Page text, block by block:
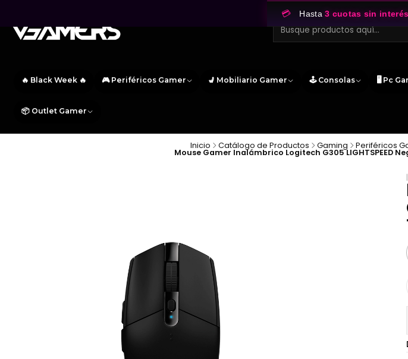
🔥 Black Week 🔥 🎮 Periféricos Gamer 💺 Mobiliario Gamer 🕹️ Consolas 🖥️ Pc
📦 Outlet Gamer
💳 Hasta3 cuotas sin interés
Inicio Catálogo de Productos Gaming Periféricos
Mouse Gamer Inalámbrico Logitech G305 LIGHTSPEED
|